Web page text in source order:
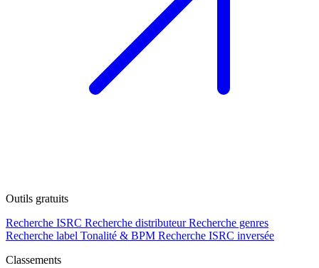
Outils gratuits
Recherche ISRC Recherche distributeur Recherche genres
Recherche label Tonalité & BPM Recherche ISRC inversée
Classements